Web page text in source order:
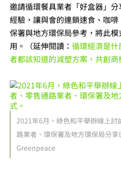
邀請循環餐具業者「好盒器」
經驗，讓與會的連鎖速食、咖
保署與地方環保局參考，將此
用。（延伸閱讀： 循環經濟是
者都該知道的減塑方案，共創商
2021年6月，綠色和平舉辦線上討
路業者、環保署及地方環保局分
Greenpeace